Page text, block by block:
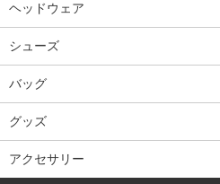
ヘッドウェア
シューズ
バッグ
グッズ
アクセサリー